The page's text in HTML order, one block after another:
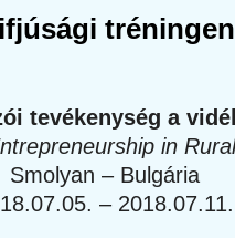
tevékenység a
in
Smolyan – Bulgária
– 2018.07.11.